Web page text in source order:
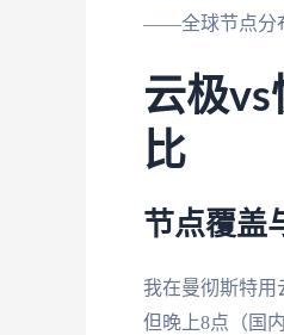
——全球节点分
云极vs
比
节点覆盖
我在曼彻斯特用
但晚上8点（国